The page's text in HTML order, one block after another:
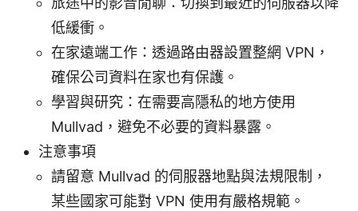
低緩衝。
在家遠端工作：透過路由器設置整網 VPN，
確保公司資料在家也有保護。
學習與研究：在需要高隱私的地方使用
Mullvad，避免不必要的資料暴露。
注意事項
請留意 Mullvad 的伺服器地點與法規限制，
某些國家可能對 VPN 使用有嚴格規範。